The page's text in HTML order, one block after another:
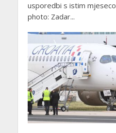
usporedbi s istim
photo: Zadar...